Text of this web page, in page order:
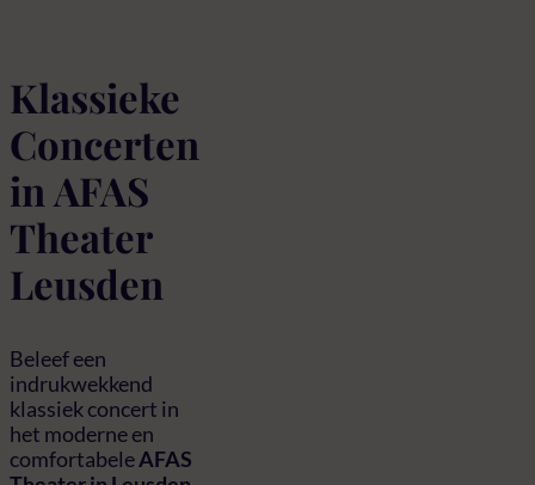
Klassieke
Concerten
in AFAS
Theater
Leusden
Beleef een
indrukwekkend
klassiek concert in
het moderne en
comfortabeleAFAS